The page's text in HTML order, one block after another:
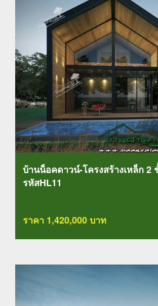
บ้านน็อคดาวน์-โครงสร้างเหล็ก 2
รหัสHL11
ราคา 1,420,000 บาท